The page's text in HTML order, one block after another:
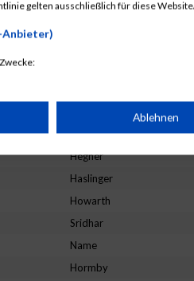
Pongratz
Hegner
Haslinger
Howarth
Sridhar
Name
Hormby
gelten ausschließlich für diese
Anbieter)
auf Informationen auf einem
zur Auswahl von Werbeanzeigen
Auswahl personalisierter Werbung
Ablehnen